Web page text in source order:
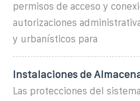
permisos de acceso y
autorizaciones
y urbanísticos para
Instalaciones de
Las protecciones del